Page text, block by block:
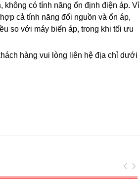
không có tính năng ổn định điện áp. Vì
cả tính năng đổi nguồn và ổn áp,
so với máy biến áp, trong khi tối ưu
hàng vui lòng liên hệ địa chỉ dưới